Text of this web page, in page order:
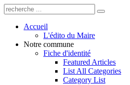
Accueil
L'édito du Maire
Notre commune
Fiche d'identité
Featured Articles
List All Categories
Category List